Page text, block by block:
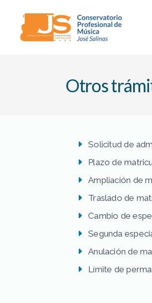
Otros
Solicitud de
Plazo de
Ampliación de
Traslado de
Cambio de
Segunda
Anulación de
Límite de